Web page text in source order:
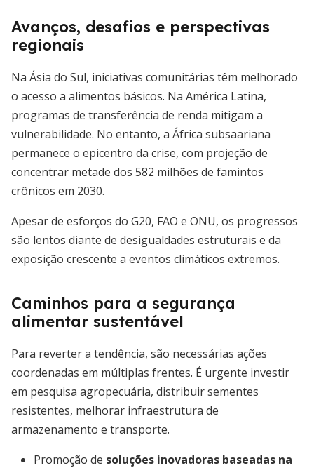
Avanços, desafios e perspectivas
regionais
Na Ásia do Sul, iniciativas comunitárias têm melhorado
o acesso a alimentos básicos. Na América Latina,
programas de transferência de renda mitigam a
vulnerabilidade. No entanto, a África subsaariana
permanece o epicentro da crise, com projeção de
concentrar metade dos 582 milhões de famintos
crônicos em 2030.
Apesar de esforços do G20, FAO e ONU, os progressos
são lentos diante de desigualdades estruturais e da
exposição crescente a eventos climáticos extremos.
Caminhos para a segurança
alimentar sustentável
Para reverter a tendência, são necessárias ações
coordenadas em múltiplas frentes. É urgente investir
em pesquisa agropecuária, distribuir sementes
resistentes, melhorar infraestrutura de
armazenamento e transporte.
Promoção de soluções inovadoras baseadas na